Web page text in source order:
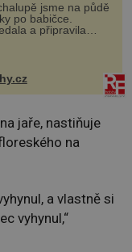
jsme na půdě
po babičce.
a připravila
Zimní pobyt
mě vlastní vinou
na kt...
jaře, nastiňuje
na
a vlastně si
vyhynul,“